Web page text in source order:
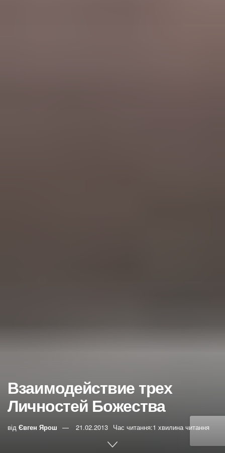
Взаимодействие трех
Личностей Божества
від Євген Ярош 21.02.2013 Час читання:1 хвилина читання